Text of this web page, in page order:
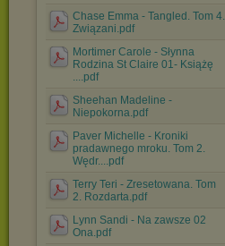
Chase Emma - Tangled. Tom 4.
Związani.pdf
Mortimer Carole - Słynna
Rodzina St Claire 01- Książę
....pdf
Sheehan Madeline -
Niepokorna.pdf
Paver Michelle - Kroniki
pradawnego mroku. Tom 2.
Wędr....pdf
Terry Teri - Zresetowana. Tom
2. Rozdarta.pdf
Lynn Sandi - Na zawsze 02
Ona.pdf